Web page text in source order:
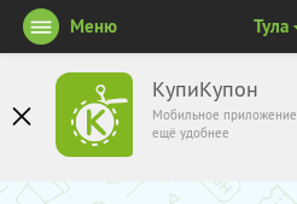
КупиКупон
Мобильное приложение
ещё удобнее
Меню Тула